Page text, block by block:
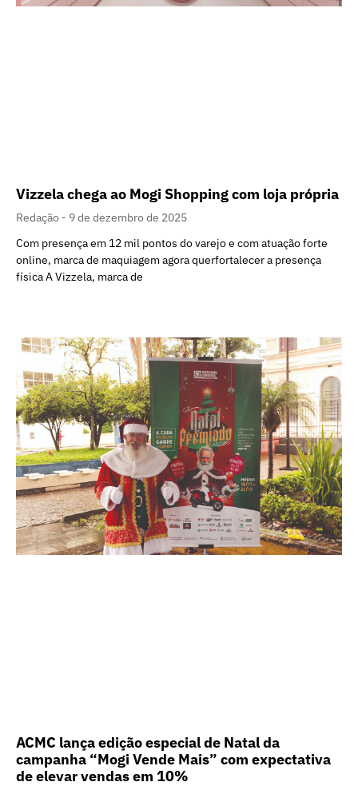
Vizzela chega ao Mogi Shopping com loja própria
Redação
9 de dezembro de 2025
Com presença em 12 mil pontos do varejo e com atuação forte
online, marca de maquiagem agora querfortalecer a presença
física A Vizzela, marca de
ACMC lança edição especial de Natal da
campanha “Mogi Vende Mais” com expectativa
de elevar vendas em 10%